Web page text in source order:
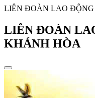
LIÊN ĐOÀN LAO
LIÊN ĐOÀN
KHÁNH HÒA